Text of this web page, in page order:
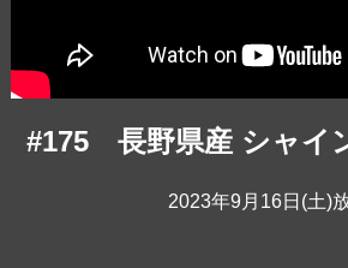
#175 長野県産 シャイ
2023年9月16日(土)